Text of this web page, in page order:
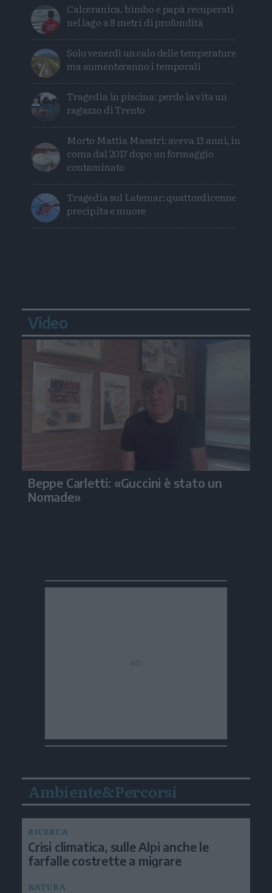
Calceranica, bimbo e papà recuperati
nel lago a 8 metri di profondità
Solo venerdì un calo delle temperature
ma aumenteranno i temporali
Tragedia in piscina: perde la vita un
ragazzo di Trento
Morto Mattia Maestri: aveva 13 anni, in
coma dal 2017 dopo un formaggio
contaminato
Tragedia sul Latemar: quattordicenne
precipita e muore
Video
Beppe Carletti: «Guccini è stato un
Nomade»
Ambiente&Percorsi
RICERCA
Crisi climatica, sulle Alpi anche le
farfalle costrette a migrare
NATURA